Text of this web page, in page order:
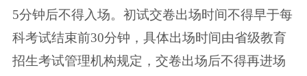
5分钟后不得入场。初试交卷出场时间不得早于每
科考试结束前30分钟，具体出场时间由省级教育
招生考试管理机构规定，交卷出场后不得再进场